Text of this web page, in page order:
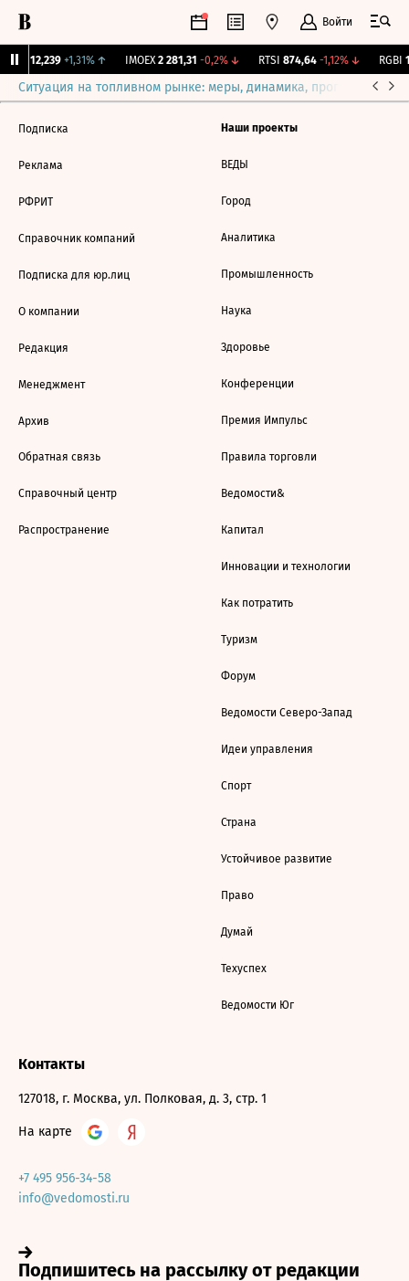
Войти
12,239 +1,31%↑ IMOEX 2 281,31 -0,2%↓ RTSI 874,64 -1,12%↓ RGBI
Ситуация на топливном рынке: меры, динамика, прогнозы
Подписка
Реклама
РФРИТ
Справочник компаний
Подписка для юр.лиц
О компании
Редакция
Менеджмент
Архив
Обратная связь
Справочный центр
Распространение
Наши проекты
ВЕДЫ
Город
Аналитика
Промышленность
Наука
Здоровье
Конференции
Премия Импульс
Правила торговли
Ведомости&
Капитал
Инновации и технологии
Как потратить
Туризм
Форум
Ведомости Северо-Запад
Идеи управления
Спорт
Страна
Устойчивое развитие
Право
Думай
Техуспех
Ведомости Юг
Контакты
127018, г. Москва, ул. Полковая, д. 3, стр. 1
На карте
+7 495 956-34-58
info@vedomosti.ru